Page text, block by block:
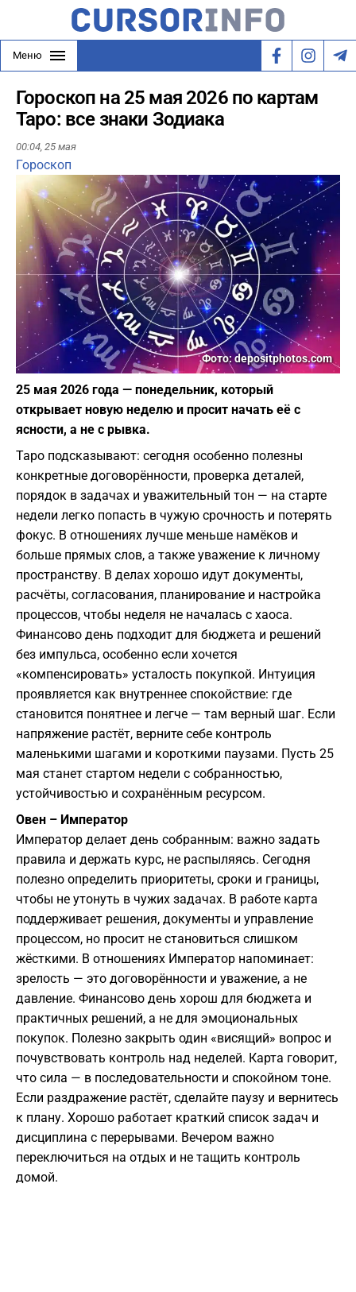
Меню
Гороскоп на 25 мая 2026 по картам
Таро: все знаки Зодиака
00:04, 25 мая
Гороскоп
Фото: depositphotos.com
25 мая 2026 года — понедельник, который
открывает новую неделю и просит начать её с
ясности, а не с рывка.
Таро подсказывают: сегодня особенно полезны
конкретные договорённости, проверка деталей,
порядок в задачах и уважительный тон — на старте
недели легко попасть в чужую срочность и потерять
фокус. В отношениях лучше меньше намёков и
больше прямых слов, а также уважение к личному
пространству. В делах хорошо идут документы,
расчёты, согласования, планирование и настройка
процессов, чтобы неделя не началась с хаоса.
Финансово день подходит для бюджета и решений
без импульса, особенно если хочется
«компенсировать» усталость покупкой. Интуиция
проявляется как внутреннее спокойствие: где
становится понятнее и легче — там верный шаг. Если
напряжение растёт, верните себе контроль
маленькими шагами и короткими паузами. Пусть 25
мая станет стартом недели с собранностью,
устойчивостью и сохранённым ресурсом.
Овен – Император
Император делает день собранным: важно задать
правила и держать курс, не распыляясь. Сегодня
полезно определить приоритеты, сроки и границы,
чтобы не утонуть в чужих задачах. В работе карта
поддерживает решения, документы и управление
процессом, но просит не становиться слишком
жёсткими. В отношениях Император напоминает:
зрелость — это договорённости и уважение, а не
давление. Финансово день хорош для бюджета и
практичных решений, а не для эмоциональных
покупок. Полезно закрыть один «висящий» вопрос и
почувствовать контроль над неделей. Карта говорит,
что сила — в последовательности и спокойном тоне.
Если раздражение растёт, сделайте паузу и вернитесь
к плану. Хорошо работает краткий список задач и
дисциплина с перерывами. Вечером важно
переключиться на отдых и не тащить контроль
домой.